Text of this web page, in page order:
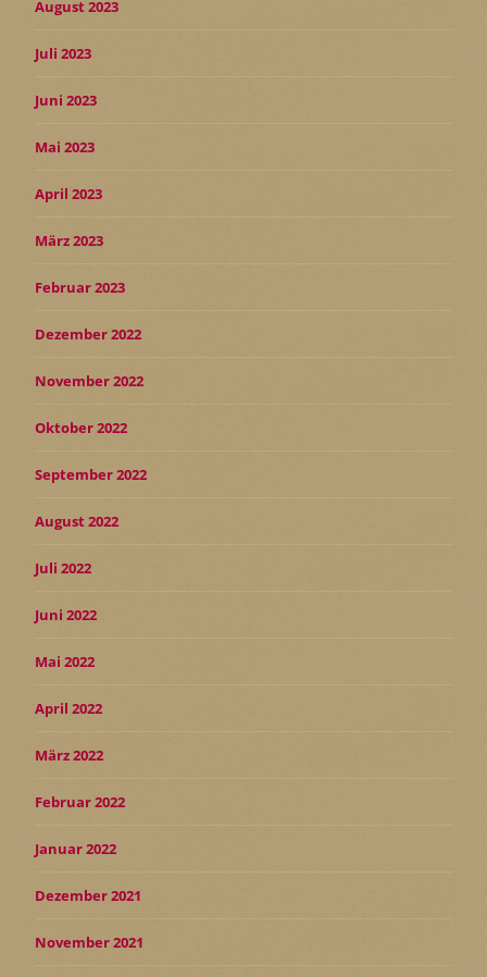
August 2023
Juli 2023
Juni 2023
Mai 2023
April 2023
März 2023
Februar 2023
Dezember 2022
November 2022
Oktober 2022
September 2022
August 2022
Juli 2022
Juni 2022
Mai 2022
April 2022
März 2022
Februar 2022
Januar 2022
Dezember 2021
November 2021